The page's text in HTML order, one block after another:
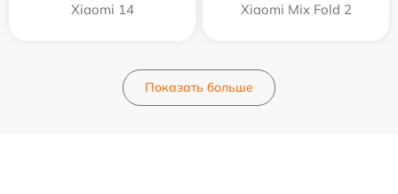
Xiaomi 14 Xiaomi Mix Fold 2
Показать больше